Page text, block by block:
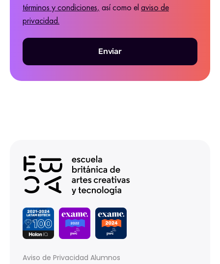
términos y condiciones, así como el aviso de
privacidad.
Enviar
Aviso de Privacidad Alumnos